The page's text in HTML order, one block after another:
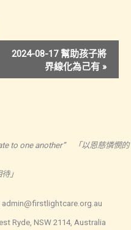
2024-08-17 幫助孩子將
界線化為己有 »
to one another” 「以恩慈憐憫的
」
admin@firstlightcare.org.au
Ryde, NSW 2114, Australia